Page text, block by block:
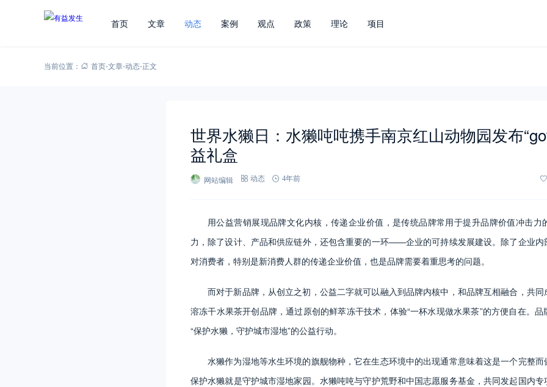
首页 文章 动态 案例 观点 政策 理论 项目
当前位置： 首页-文章-动态-正文
世界水獭日：水獭吨吨携手南京红山动物园发布
益礼盒
网站编辑 动态 4年前
用公益营销展现品牌文化内核，传递企业价值，是传统品牌常用于提升品牌价值冲击力
力，除了设计、产品和供应链外，还包含重要的一环——企业的可持续发展建设。除了企业内
对消费者，特别是新消费人群的传递企业价值，也是品牌需要着重思考的问题。
而对于新品牌，从创立之初，公益二字就可以融入到品牌内核中，和品牌互相融合，共
溶冻干水果茶开创品牌，通过原创的鲜萃冻干技术，体验“一杯水现做水果茶”的方便自在。
“保护水獭，守护城市湿地”的公益行动。
水獭作为湿地等水生环境的旗舰物种，它在生态环境中的出现通常意味着这是一个完整
保护水獭就是守护城市湿地家园。水獭吨吨与守护荒野和中国志愿服务基金，共同发起国内